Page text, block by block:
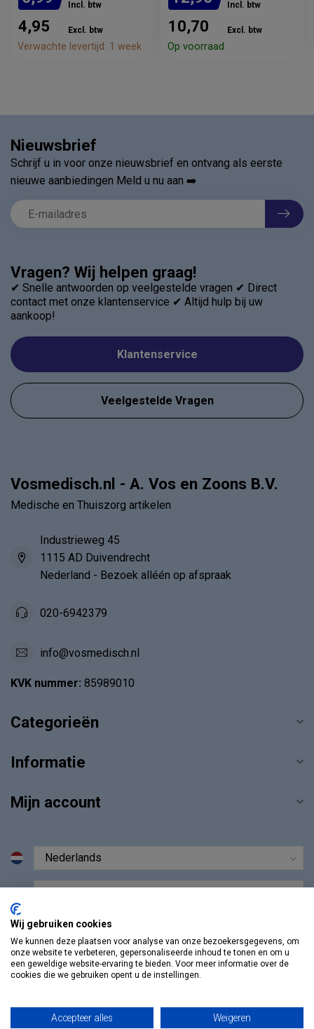
Incl. btw
4,95 Excl. btw
Verwachte levertijd: 1 week
Incl. btw
10,70 Excl. btw
Op voorraad
Vragen? Wij helpen graag!
✔ Snelle antwoorden op veelgestelde vragen ✔ Direct
contact met onze klantenservice ✔ Altijd hulp bij uw
aankoop!
Klantenservice
Veelgestelde Vragen
Nieuwsbrief
Schrijf u in voor onze nieuwsbrief en ontvang als eerste
nieuwe aanbiedingen Meld u nu aan ➡️
Vosmedisch.nl - A. Vos en Zoons B.V.
Medische en Thuiszorg artikelen
Industrieweg 45
1115 AD Duivendrecht
Nederland - Bezoek alléén op afspraak
020-6942379
info@vosmedisch.nl
KVK nummer: 85989010
Categorieën
Informatie
Mijn account
Wij gebruiken cookies
We kunnen deze plaatsen voor analyse van onze bezoekersgegevens, om
onze website te verbeteren, gepersonaliseerde inhoud te tonen en om u
een geweldige website-ervaring te bieden. Voor meer informatie over de
cookies die we gebruiken opent u de instellingen.
Accepteer alles Weigeren